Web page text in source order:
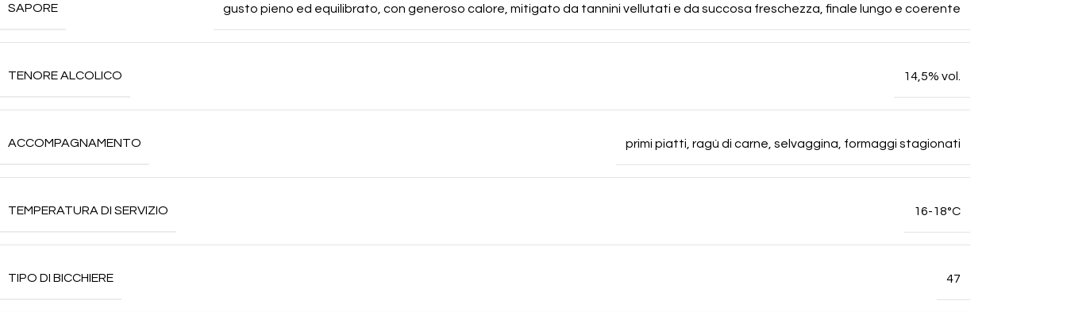
SAPORE gusto pieno ed equilibrato, con generoso calore, mitigato da tannini vellutati e da succosa freschezza, finale lungo e coerente
TENORE ALCOLICO 14,5% vol.
ACCOMPAGNAMENTO primi piatti, ragù di carne, selvaggina, formaggi stagionati
TEMPERATURA DI SERVIZIO 16-18°C
TIPO DI BICCHIERE 47